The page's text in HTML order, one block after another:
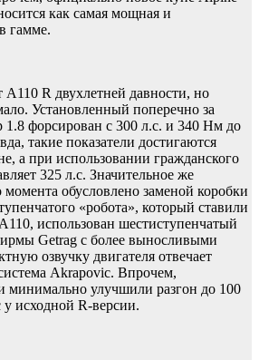
как самая мощная и
гамме.
A110 R двухлетней давности, но
Установленный поперечно за
1.8 форсирован с 300 л.с. и 340 Нм до
такие показатели достигаются
а при использовании гражданского
325 л.с. Значительное же
обусловлено заменой коробки
«робота», который ставили
использован шестиступенчатый
Getrag с более выносливыми
озвучку двигателя отвечает
Akrapovic. Впрочем,
минимально улучшили разгон до 100
исходной R-версии.